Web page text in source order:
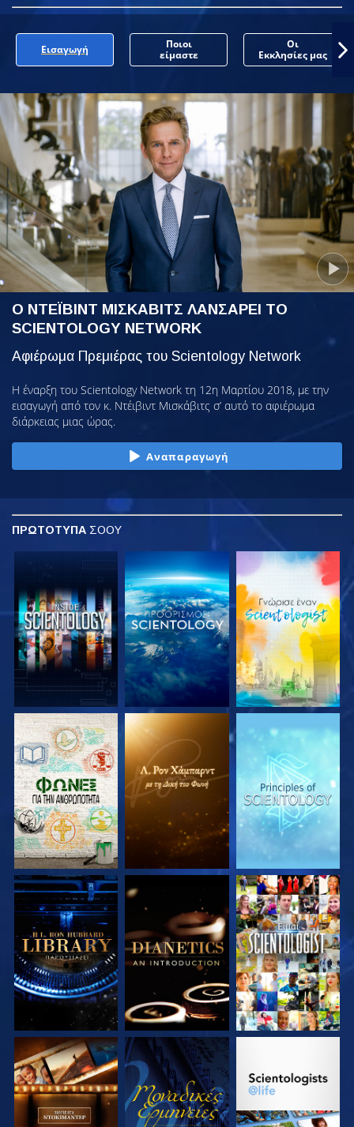
Εισαγωγή
Ποιοι
είμαστε
Οι
Εκκλησίες μας
Ο ΝΤΕΪΒΙΝΤ ΜΙΣΚΑΒΙΤΣ ΛΑΝΣΑΡΕΙ ΤΟ
SCIENTOLOGY NETWORK
Αφιέρωμα Πρεμιέρας του Scientology Network
Η έναρξη του Scientology Network τη 12η Μαρτίου 2018, με την
εισαγωγή από τον κ. Ντέιβιντ Μισκάβιτς σ’ αυτό το αφιέρωμα
διάρκειας μιας ώρας.
Αναπαραγωγή
ΠΡΩΤΟΤΥΠΑ ΣΟΟΥ
ΕΞΕΡΕΥΝΗΣΤΕ ΤΗ
ΣΕΙΡΑ
ΕΞΕΡΕΥΝΗΣΤΕ ΤΗ
ΣΕΙΡΑ
ΕΞΕΡΕΥΝΗΣΤΕ ΤΗ
ΣΕΙΡΑ
ΕΞΕΡΕΥΝΗΣΤΕ ΤΗ
ΣΕΙΡΑ
ΕΞΕΡΕΥΝΗΣΤΕ ΤΗ
ΣΕΙΡΑ
ΠΑΡΑΚΟΛΟΥΘΗΣΤΕ
ΕΞΕΡΕΥΝΗΣΤΕ ΤΗ
ΣΕΙΡΑ
ΠΑΡΑΚΟΛΟΥΘΗΣΤΕ
ΕΞΕΡΕΥΝΗΣΤΕ ΤΗ